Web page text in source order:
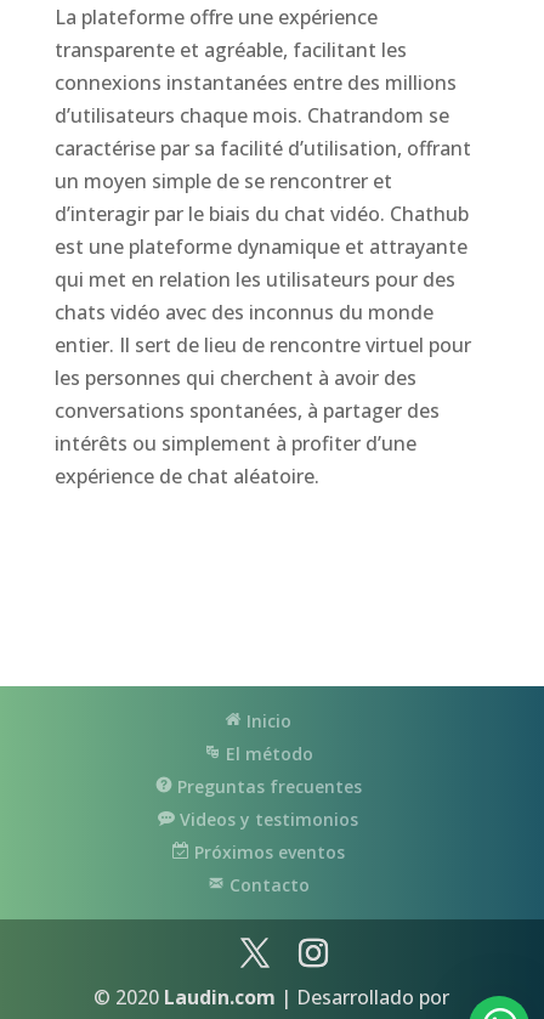
La plateforme offre une expérience
transparente et agréable, facilitant les
connexions instantanées entre des millions
d’utilisateurs chaque mois. Chatrandom se
caractérise par sa facilité d’utilisation, offrant
un moyen simple de se rencontrer et
d’interagir par le biais du chat vidéo. Chathub
est une plateforme dynamique et attrayante
qui met en relation les utilisateurs pour des
chats vidéo avec des inconnus du monde
entier. Il sert de lieu de rencontre virtuel pour
les personnes qui cherchent à avoir des
conversations spontanées, à partager des
intérêts ou simplement à profiter d’une
expérience de chat aléatoire.
Inicio
El método
Preguntas frecuentes
Videos y testimonios
Próximos eventos
Contacto
© 2020 Laudin.com | Desarrollado por